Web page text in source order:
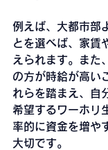
例えば、大都市部
とを選べば、家賃
えられます。また
の方が時給が高い
れらを踏まえ、自
希望するワーホリ
率的に資金を増や
大切です。